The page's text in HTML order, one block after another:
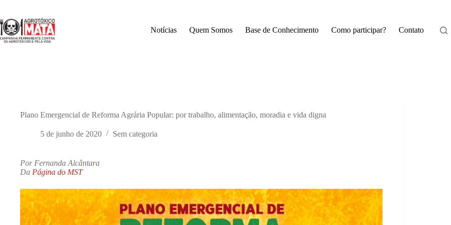
o
conteúdo
Notícias Quem Somos Base de Conhecimento Como participar? Contato
Plano Emergencial de Reforma Agrária Popular: por trabalho, alimentação, moradia e vida digna
5 de junho de 2020 Sem categoria
Por Fernanda Alcântara
Da Página do MST